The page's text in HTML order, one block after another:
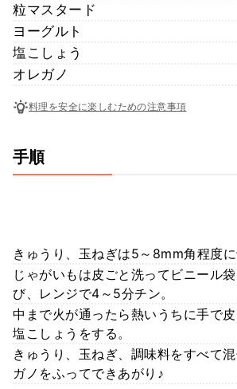
粒マスタード
ヨーグルト
塩こしょう
オレガノ
料理を安全に楽しむための注意事項
手順
きゅうり、玉ねぎは5～8mm角程度に
じゃがいもは皮ごと洗ってビニール
び、レンジで4～5分チン。
中まで火が通ったら熱いうちに手で皮
塩こしょうをする。
きゅうり、玉ねぎ、調味料をすべて
ガノをふってできあがり♪